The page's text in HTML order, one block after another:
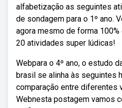
alfabetização as seguintes
de sondagem para o 1º ano.
agora mesmo de forma
20 atividades super lúdicas!
Webpara o 4º ano, o estudo
brasil se alinha às seguintes
comparação entre diferentes
Webnesta postagem vamos